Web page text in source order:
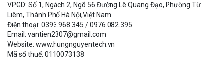
VPGD: Số 1, Ngách 2, Ngõ 56 Đường Lê Quang Đạo, Phường Từ
Liêm, Thành Phố Hà Nội,Việt Nam
Điện thoại: 0393.968.345 / 0976.082.395
Email: vantien2307@gmail.com
Website: www.hungnguyentech.vn
Mã số thuế: 0110073138